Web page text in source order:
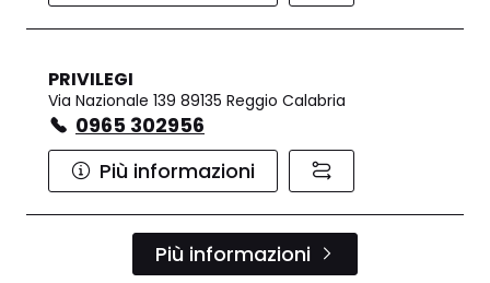
PRIVILEGI
Via Nazionale 139 89135 Reggio Calabria
0965 302956
Più informazioni
Più informazioni